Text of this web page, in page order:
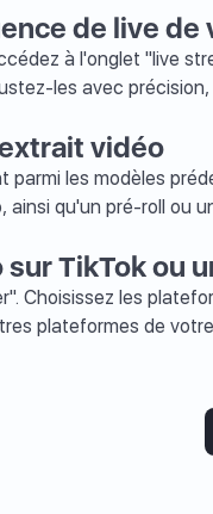
de live de
à l'onglet "live
les avec
vidéo
les modèles
qu'un pré-roll ou
TikTok ou
Choisissez les
plateformes de